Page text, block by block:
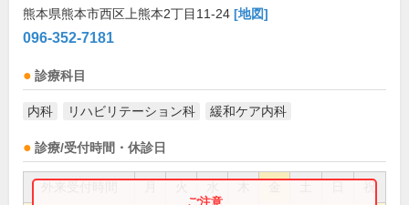
熊本県熊本市西区上熊本2丁目11-24 [地図]
096-352-7181
診療科目
内科 リハビリテーション科 緩和ケア内科
診療/受付時間・休診日
祝